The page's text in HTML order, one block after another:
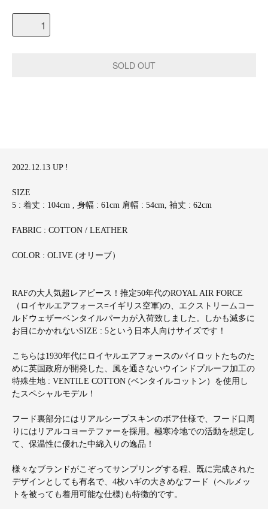
2022.12.13 UP !
SIZE
5 : 着丈 : 104cm , 身幅 : 61cm 肩幅 : 54cm, 袖丈 : 62cm
FABRIC : COTTON / LEATHER
COLOR : OLIVE (オリーブ）
RAFの大人気超レアピース！推定50年代のROYAL AIR FORCE
（ロイヤルエアフォース=イギリス空軍)の、エクストリームコー
ルドウェザーベンタイルパーカが入荷致しました。しかも滅多に
お目にかかれないSIZE : 5という日本人向けサイズです！
こちらは1930年代にロイヤルエアフォースのパイロットたちのた
めに英国政府が開発した、風を通さないウインドプルーフ加工の
特殊生地 : VENTILE COTTON (ベンタイルコットン）を使用し
たスペシャルモデル！
フード裏部分にはリアルシープスキンのボア仕様で、フード口周
りにはリアルコヨーテファーを採用。極寒冷地での活動を想定し
て、保温性に優れた中綿入りの逸品！
様々なブランドがこぞってサンプリングする程、既に完成された
デザインとしても有名で、4枚ハギの大きめなフード（ヘルメッ
トを被っても着用可能な仕様)も特徴的です。